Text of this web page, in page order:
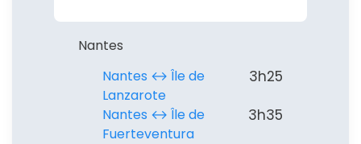
Nantes
Nantes ↔︎ Île de
Lanzarote
3h25
Nantes ↔︎ Île de
Fuerteventura
3h35